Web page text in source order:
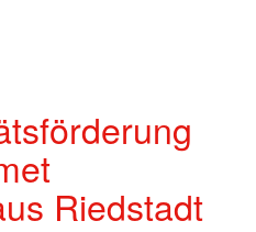
Riedstadt